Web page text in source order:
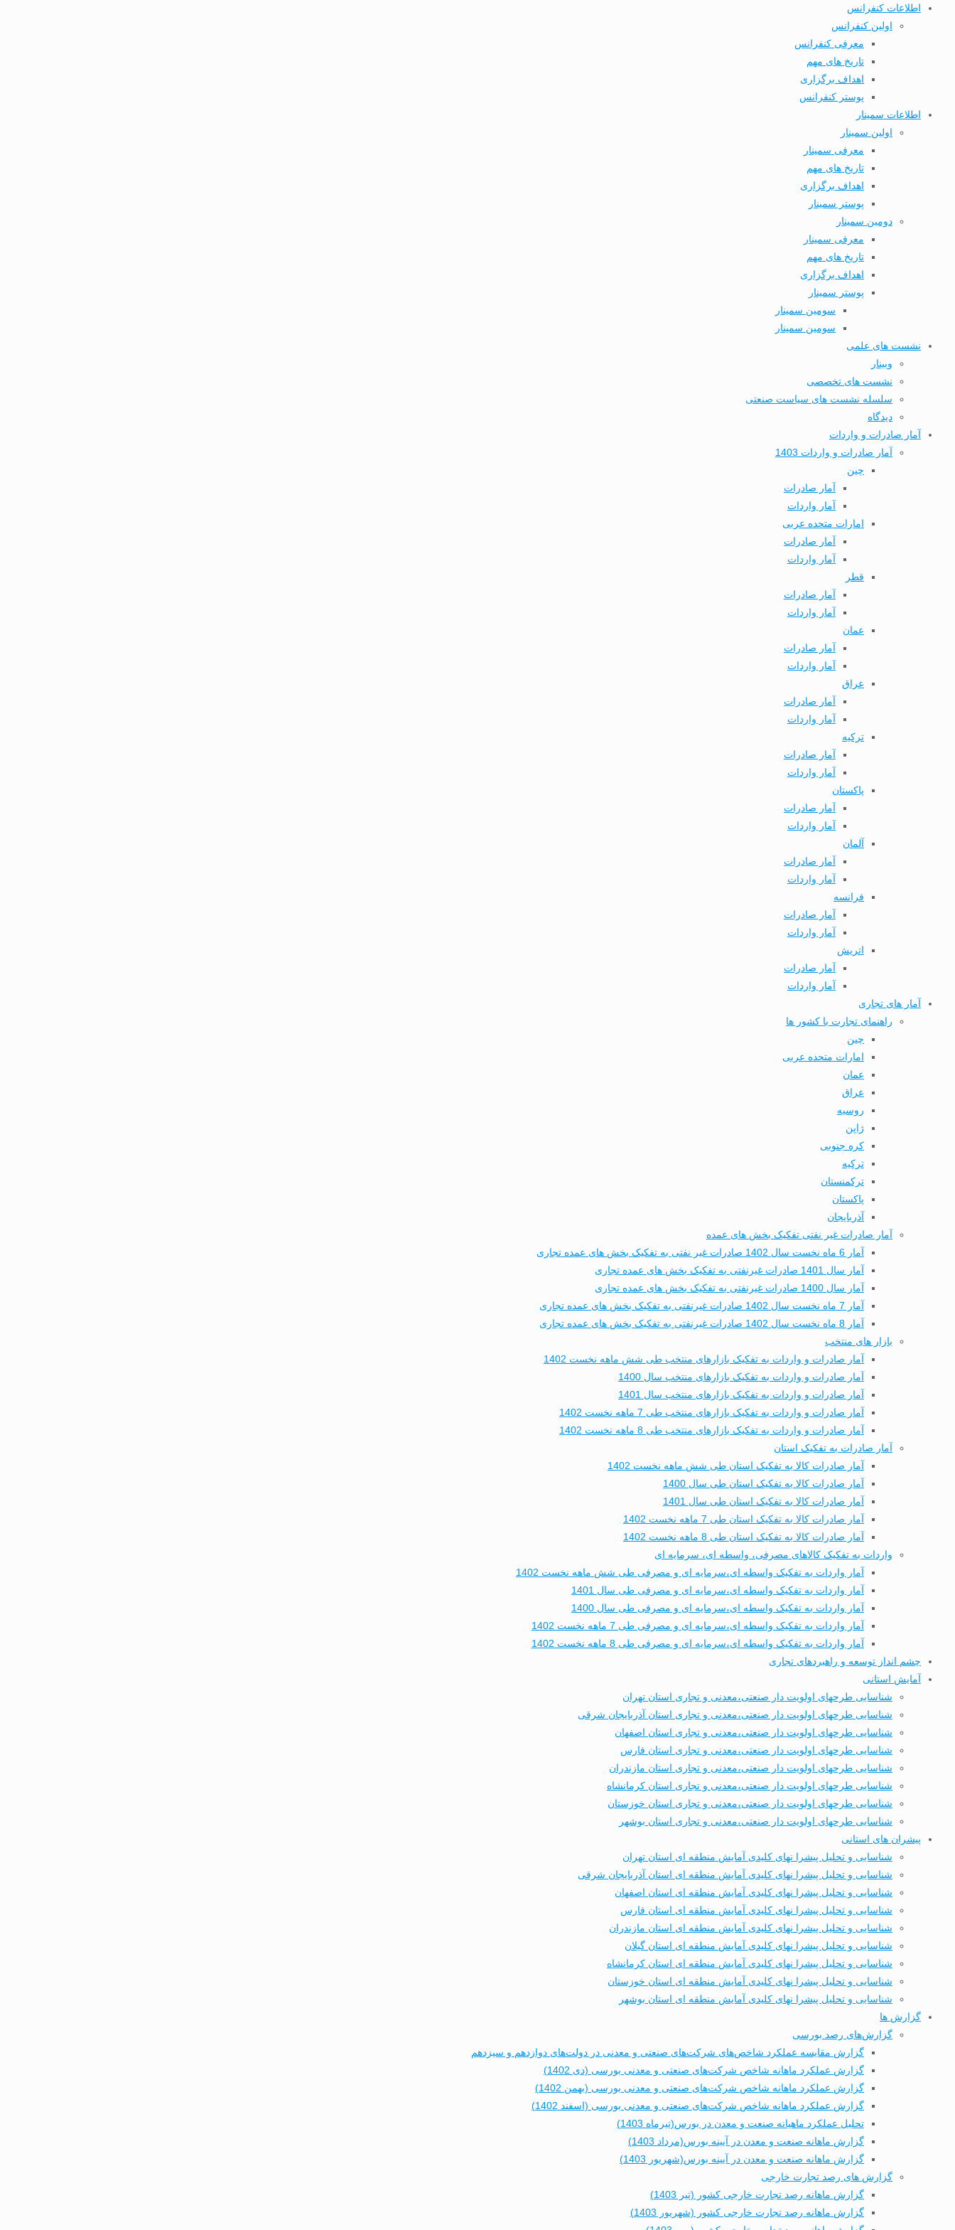
اطلاعات کنفرانس
اولین کنفرانس
معرفی کنفرانس
تاریخ های مهم
اهداف برگزاری
پوستر کنفرانس
اطلاعات سمینار
اولین سمینار
معرفی سمینار
تاریخ های مهم
اهداف برگزاری
پوستر سمینار
دومین سمینار
معرفی سمینار
تاریخ های مهم
اهداف برگزاری
پوستر سمینار
سومین سمینار
سومین سمینار
نشست های علمی
وبینار
نشست های تخصصی
سلسله نشست های سیاست صنعتی
دیدگاه
آمار صادرات و واردات
آمار صادرات و واردات 1403
چین
آمار صادرات
آمار واردات
امارات متحده عربی
آمار صادرات
آمار واردات
قطر
آمار صادرات
آمار واردات
عمان
آمار صادرات
آمار واردات
عراق
آمار صادرات
آمار واردات
ترکیه
آمار صادرات
آمار واردات
پاکستان
آمار صادرات
آمار واردات
آلمان
آمار صادرات
آمار واردات
فرانسه
آمار صادرات
آمار واردات
اتریش
آمار صادرات
آمار واردات
آمار های تجاری
راهنمای تجارت با کشور ها
چین
امارات متحده عربی
عمان
عراق
روسیه
ژاپن
کره جنوبی
ترکیه
ترکمنستان
پاکستان
آذربایجان
آمار صادرات غیر نفتی تفکیک بخش های عمده
آمار 6 ماه نخست سال 1402 صادرات غیر نفتی به تفکیک بخش های عمده تجاری
آمار سال 1401 صادرات غیرنفتی به تفکیک بخش های عمده تجاری
آمار سال 1400 صادرات غیرنفتی به تفکیک بخش های عمده تجاری
آمار 7 ماه نخست سال 1402 صادرات غیرنفتی به تفکیک بخش های عمده تجاری
آمار 8 ماه نخست سال 1402 صادرات غیرنفتی به تفکیک بخش های عمده تجاری
بازار های منتخب
آمار صادرات و واردات به تفکیک بازارهای منتخب طی شش ماهه نخست 1402
آمار صادرات و واردات به تفکیک بازارهای منتخب سال 1400
آمار صادرات و واردات به تفکیک بازارهای منتخب سال 1401
آمار صادرات و واردات به تفکیک بازارهای منتخب طی 7 ماهه نخست 1402
آمار صادرات و واردات به تفکیک بازارهای منتخب طی 8 ماهه نخست 1402
آمار صادرات به تفکیک استان
آمار صادرات کالا به تفکیک استان طی شش ماهه نخست 1402
آمار صادرات کالا به تفکیک استان طی سال 1400
آمار صادرات کالا به تفکیک استان طی سال 1401
آمار صادرات کالا به تفکیک استان طی 7 ماهه نخست 1402
آمار صادرات کالا به تفکیک استان طی 8 ماهه نخست 1402
واردات به تفکیک کالاهای مصرفی، واسطه ای، سرمایه ای
آمار واردات به تفکیک واسطه ای،سرمایه ای و مصرفی طی شش ماهه نخست 1402
آمار واردات به تفکیک واسطه ای،سرمایه ای و مصرفی طی سال 1401
آمار واردات به تفکیک واسطه ای،سرمایه ای و مصرفی طی سال 1400
آمار واردات به تفکیک واسطه ای،سرمایه ای و مصرفی طی 7 ماهه نخست 1402
آمار واردات به تفکیک واسطه ای،سرمایه ای و مصرفی طی 8 ماهه نخست 1402
چشم انداز توسعه و راهبردهای تجاری
آمایش استانی
شناسایی طرحهای اولویت دار صنعتی،معدنی و تجاری استان تهران
شناسایی طرحهای اولویت دار صنعتی،معدنی و تجاری استان آذربایجان شرقی
شناسایی طرحهای اولویت دار صنعتی،معدنی و تجاری استان اصفهان
شناسایی طرحهای اولویت دار صنعتی،معدنی و تجاری استان فارس
شناسایی طرحهای اولویت دار صنعتی،معدنی و تجاری استان مازندران
شناسایی طرحهای اولویت دار صنعتی،معدنی و تجاری استان کرمانشاه
شناسایی طرحهای اولویت دار صنعتی،معدنی و تجاری استان خوزستان
شناسایی طرحهای اولویت دار صنعتی،معدنی و تجاری استان بوشهر
پیشران های استانی
شناسایی و تحلیل پیشرا نهای کلیدی آمایش منطقه ای استان تهران
شناسایی و تحلیل پیشرا نهای کلیدی آمایش منطقه ای استان آذربایجان شرقی
شناسایی و تحلیل پیشرا نهای کلیدی آمایش منطقه ای استان اصفهان
شناسایی و تحلیل پیشرا نهای کلیدی آمایش منطقه ای استان فارس
شناسایی و تحلیل پیشرا نهای کلیدی آمایش منطقه ای استان مازندران
شناسایی و تحلیل پیشرا نهای کلیدی آمایش منطقه ای استان گیلان
شناسایی و تحلیل پیشرا نهای کلیدی آمایش منطقه ای استان کرمانشاه
شناسایی و تحلیل پیشرا نهای کلیدی آمایش منطقه ای استان خوزستان
شناسایی و تحلیل پیشرا نهای کلیدی آمایش منطقه ای استان بوشهر
گزارش ها
گزارش‌های رصد بورسی
گزارش مقایسه عملکرد شاخص‌های شرکت‌های صنعتی و معدنی در دولت‌های دوازدهم و سیزدهم
گزارش عملکرد ماهانه شاخص شرکت‌های صنعتی و معدنی بورسی (دی 1402)
گزارش عملکرد ماهانه شاخص شرکت‌های صنعتی و معدنی بورسی (بهمن 1402)
گزارش عملکرد ماهانه شاخص شرکت‌های صنعتی و معدنی بورسی (اسفند 1402)
تحلیل عملکرد ماهیانه صنعت و معدن در بورس(تیرماه 1403)
گزارش ماهانه صنعت و معدن در آیینه بورس(مرداد 1403)
گزارش ماهانه صنعت و معدن در آیینه بورس(شهریور 1403)
گزارش های رصد تجارت خارجی
گزارش ماهانه رصد تجارت خارجی کشور (تیر 1403)
گزارش ماهانه رصد تجارت خارجی کشور (شهریور 1403)